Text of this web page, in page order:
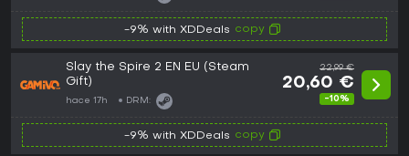
-9% with XDDeals copy
Slay the Spire 2 EN EU (Steam
Gift)
hace 17h DRM:
22,99 €
20,60 €
-10%
-9% with XDDeals copy